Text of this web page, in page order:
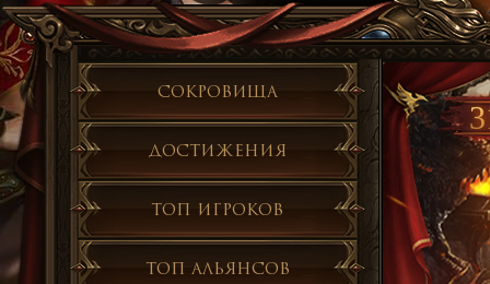
Сокровища
Достижения
Топ игроков
Топ альянсов